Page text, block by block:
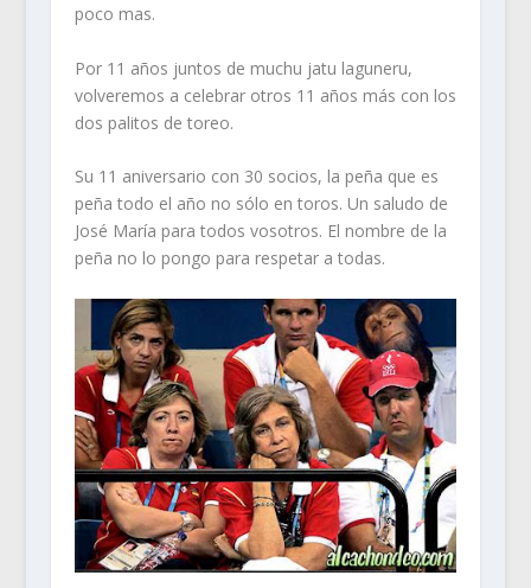
poco mas.
Por 11 años juntos de muchu jatu laguneru,
volveremos a celebrar otros 11 años más con los
dos palitos de toreo.
Su 11 aniversario con 30 socios, la peña que es
peña todo el año no sólo en toros. Un saludo de
José María para todos vosotros. El nombre de la
peña no lo pongo para respetar a todas.